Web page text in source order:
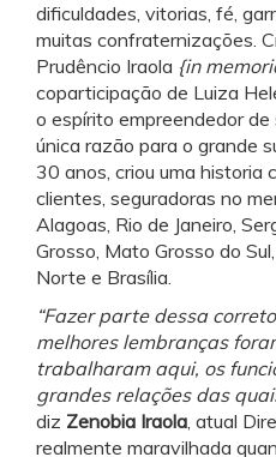
dificuldades, vitorias, fé,
muitas confraternizações.
Prudêncio Iraola {in
coparticipação de Luiza
o espírito empreendedor
única razão para o grande
30 anos, criou uma historia
clientes, seguradoras no
Alagoas, Rio de Janeiro,
Grosso, Mato Grosso do
Norte e Brasília.
“Fazer parte dessa
melhores lembranças
trabalharam aqui, os
grandes relações das
diz Zenobia Iraola, atual
realmente maravilhada